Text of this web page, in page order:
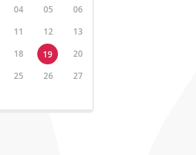
04 05
06
11 12
13
18 19
20
25 26
27